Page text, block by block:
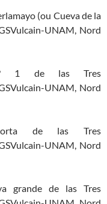
(ou Cueva de la
UNAM, Nord
1 de las Tres
UNAM, Nord
de las Tres
UNAM, Nord
grande de las Tres